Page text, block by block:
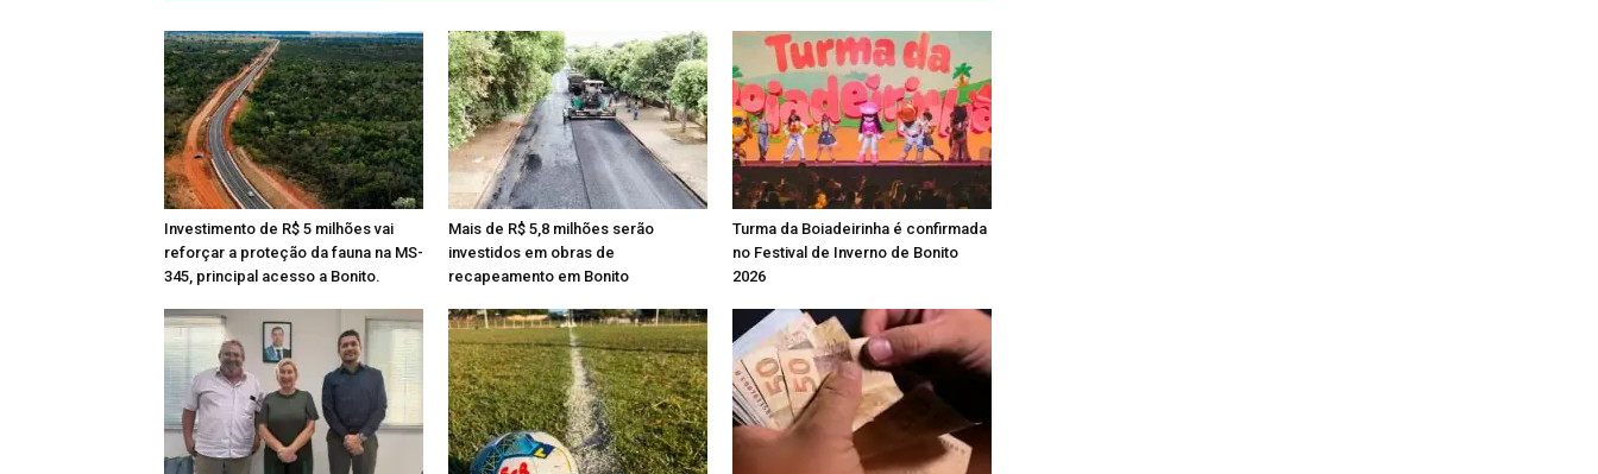
Investimento de R$ 5 milhões vai
reforçar a proteção da fauna na MS-
345, principal acesso a Bonito.
Mais de R$ 5,8 milhões serão
investidos em obras de
recapeamento em Bonito
Turma da Boiadeirinha é confirmada
no Festival de Inverno de Bonito
2026